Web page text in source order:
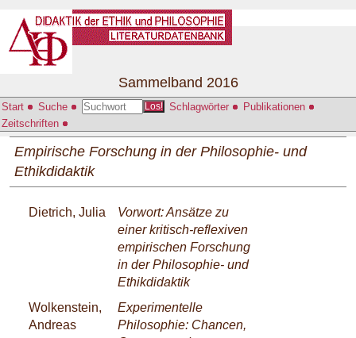
Start Suche Los! Schlagwörter
Publikationen
Zeitschriften
Sammelband 2016
Empirische Forschung in der Philosophie- und
Ethikdidaktik
Dietrich, Julia
Vorwort: Ansätze zu
einer kritisch-reflexiven
empirischen Forschung
in der Philosophie- und
Ethikdidaktik
Wolkenstein,
Andreas
Experimentelle
Philosophie: Chancen,